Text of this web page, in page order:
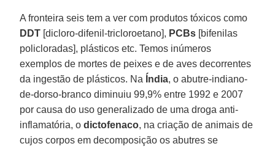
A fronteira seis tem a ver com produtos tóxicos como
DDT [dicloro-difenil-tricloroetano], PCBs [bifenilas
policloradas], plásticos etc. Temos inúmeros
exemplos de mortes de peixes e de aves decorrentes
da ingestão de plásticos. Na Índia, o abutre-indiano-
de-dorso-branco diminuiu 99,9% entre 1992 e 2007
por causa do uso generalizado de uma droga anti-
inflamatória, odictofenaco, na criação de animais de
cujos corpos em decomposição os abutres se